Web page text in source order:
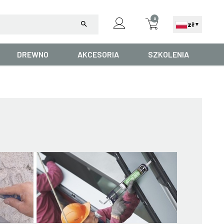
search
0
zł▼
DREWNO AKCESORIA SZKOLENIA